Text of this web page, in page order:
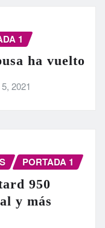
1
ha vuelto
2021
PORTADA 1
950
y más